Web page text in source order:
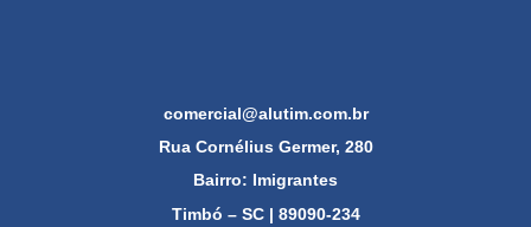
comercial@alutim.com.br
Rua Cornélius Germer, 280
Bairro: Imigrantes
Timbó – SC | 89090-234